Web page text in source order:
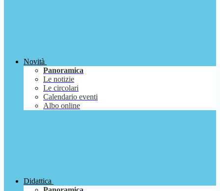
Novità
Panoramica
Le notizie
Le circolari
Calendario eventi
Albo online
Didattica